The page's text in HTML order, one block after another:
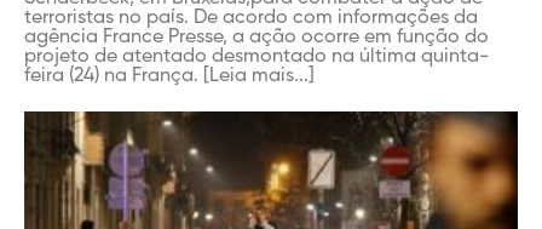
terroristas no país. De acordo com informações da
agência France Presse, a ação ocorre em função do
projeto de atentado desmontado na última quinta-
feira (24) na França. [Leia mais...]